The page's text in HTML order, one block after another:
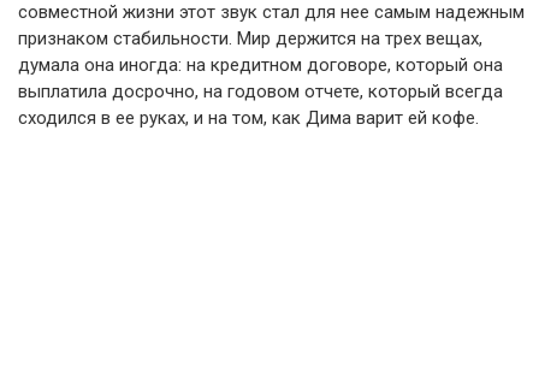
совместной жизни этот звук стал для нее самым надежным
признаком стабильности. Мир держится на трех вещах,
думала она иногда: на кредитном договоре, который она
выплатила досрочно, на годовом отчете, который всегда
сходился в ее руках, и на том, как Дима варит ей кофе.